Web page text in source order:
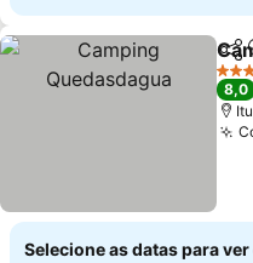
3
8,0
Selecione as datas para